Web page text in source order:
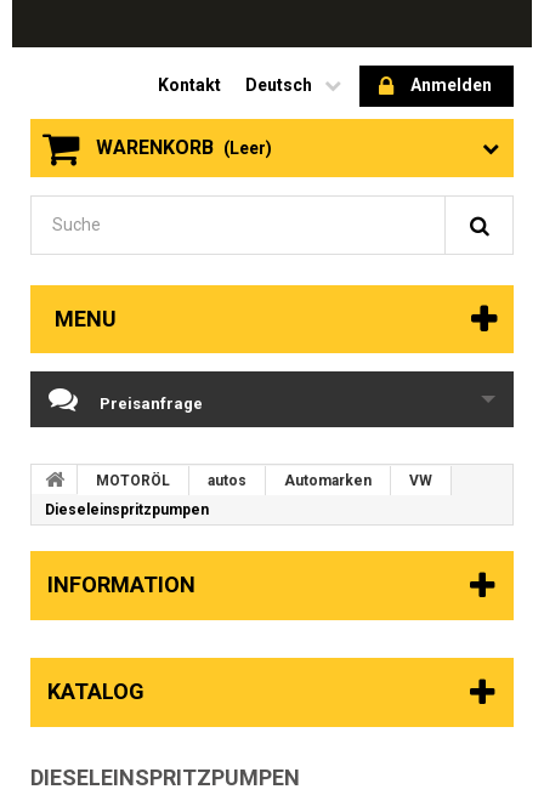
Anmelden
Deutsch
Kontakt
WARENKORB (Leer)
MENU
Preisanfrage
MOTORÖL autos Automarken
VW
Dieseleinspritzpumpen
INFORMATION
KATALOG
DIESELEINSPRITZPUMPEN